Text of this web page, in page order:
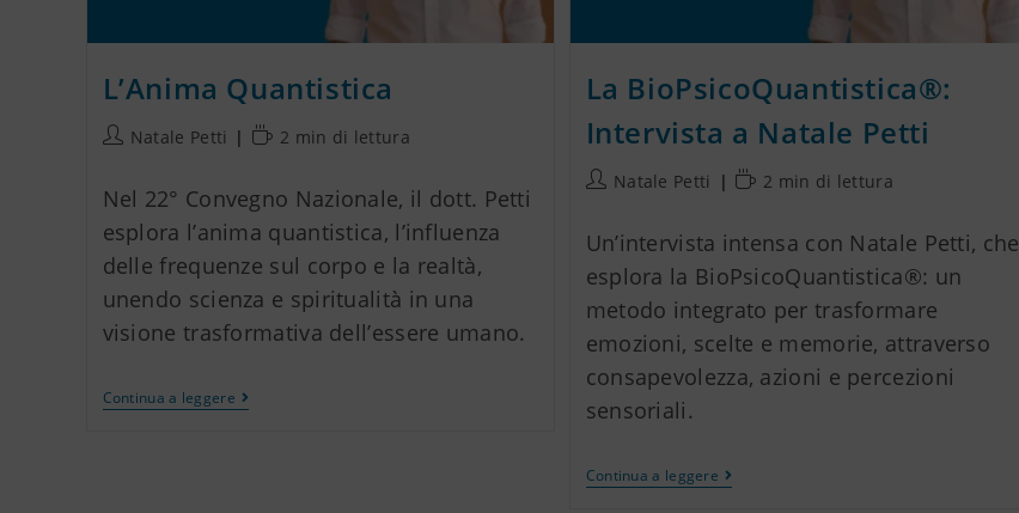
L’Anima Quantistica
Natale Petti 2 min di lettura
Nel 22° Convegno Nazionale, il dott. Petti
esplora l’anima quantistica, l’influenza
delle frequenze sul corpo e la realtà,
unendo scienza e spiritualità in una
visione trasformativa dell’essere umano.
Continua a leggere
La BioPsicoQuantistica®:
Intervista a Natale Petti
Natale Petti 2 min di lettura
Un’intervista intensa con Natale Petti, che
esplora la BioPsicoQuantistica®: un
metodo integrato per trasformare
emozioni, scelte e memorie, attraverso
consapevolezza, azioni e percezioni
sensoriali.
Continua a leggere